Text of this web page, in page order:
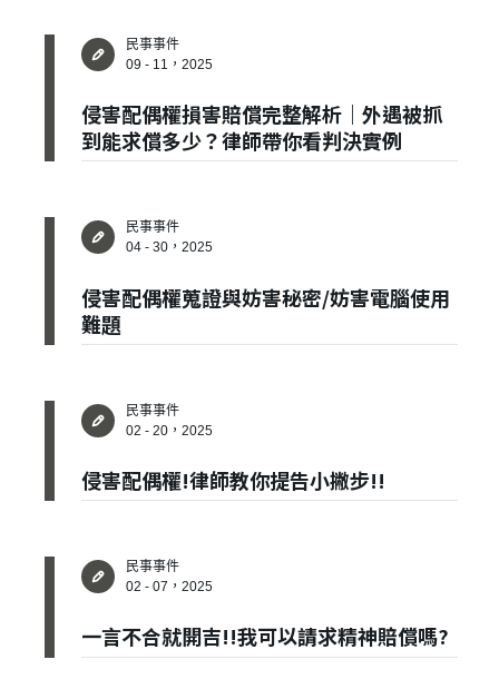
登 入
民事事件
09 - 11，2025
侵害配偶權損害賠償完整解析｜外遇被抓
到能求償多少？律師帶你看判決實例
民事事件
04 - 30，2025
侵害配偶權蒐證與妨害秘密/妨害電腦使用
難題
民事事件
02 - 20，2025
侵害配偶權!律師教你提告小撇步!!
民事事件
02 - 07，2025
一言不合就開吉!!我可以請求精神賠償嗎?